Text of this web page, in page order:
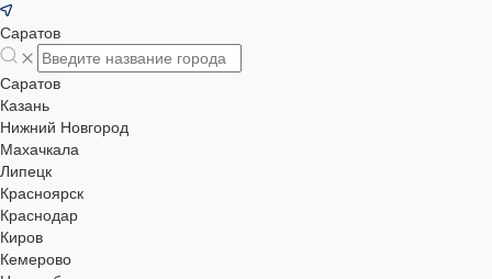
Саратов
Саратов
Казань
Нижний Новгород
Махачкала
Липецк
Красноярск
Краснодар
Киров
Кемерово